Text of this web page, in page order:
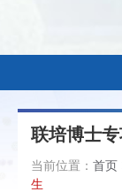
联培博士
当前位置： 首页
生